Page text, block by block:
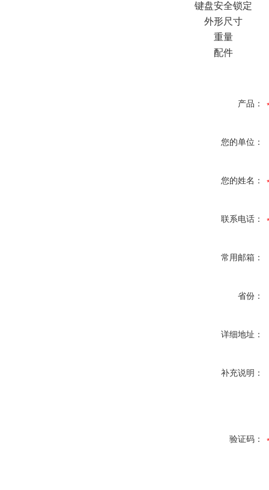
键盘安全锁定
外形尺寸
重量
配件
产品：
您的单位：
您的姓名：
联系电话：
常用邮箱：
省份：
详细地址：
补充说明：
验证码：